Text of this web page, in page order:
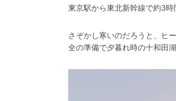
東京駅から東北新幹線で約3時
さぞかし寒いのだろうと、ヒ
全の準備で夕暮れ時の十和田湖